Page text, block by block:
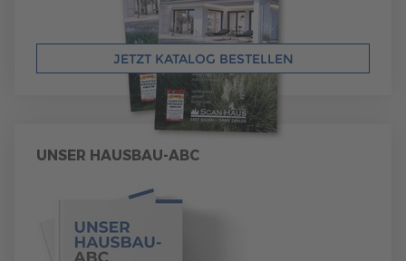
JETZT KATALOG BESTELLEN
UNSER HAUSBAU-ABC